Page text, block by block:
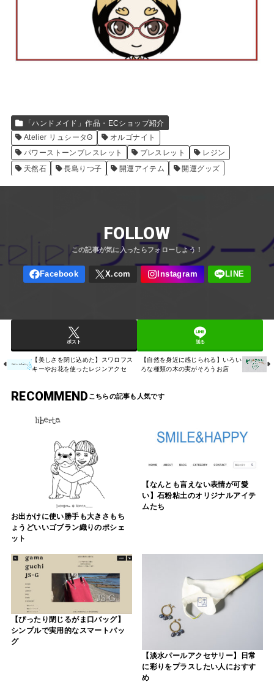
「ハンドメイド」作品・ECショップ紹介
Atelier リュシータΘ
オルゴナイト
パワーストーンブレスレット
ブレスレット
レジン
天然石
長島りつ子 開運アイテム 開運グッズ
FOLLOW
ポスト 送る
【美しさを閉じ込めた】スワロフス
キーやお花を使ったレジンアクセ
【自然を身近に感じられる】いろい
ろな種類の木の実がそろうお店
RECOMMEND
お出かけに使い勝手も大きさもち
ょうどいいゴブラン織りのポシェ
ット
【なんとも言えない表情が可愛
い】石粉粘土のオリジナルアイテ
ムたち
【ぴったり閉じるがま口バッグ】
シンプルで実用的なスマートバッ
グ
【淡水パールアクセサリー】日常
に彩りをプラスしたい人におすす
め